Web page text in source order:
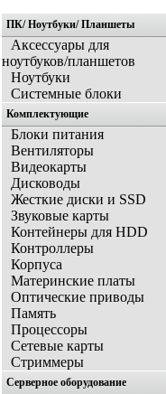
ПК/ Ноутбуки/ Планшеты
Аксессуары для
ноутбуков/планшетов
Ноутбуки
Системные блоки
Комплектующие
Блоки питания
Вентиляторы
Видеокарты
Дисководы
Жесткие диски и SSD
Звуковые карты
Контейнеры для HDD
Контроллеры
Корпуса
Материнские платы
Оптические приводы
Память
Процессоры
Сетевые карты
Стриммеры
Серверное оборудование